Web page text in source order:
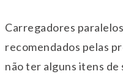
Carregadores
recomendados pelas
não ter alguns itens de